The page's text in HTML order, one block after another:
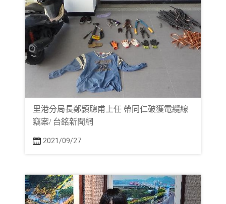
里港分局長鄭頴聰甫上任 帶同仁破獲電纜線
竊案/ 台銘新聞網
2021/09/27